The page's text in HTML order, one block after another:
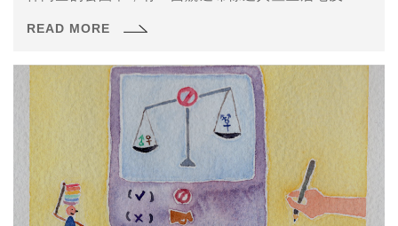
歲林姓老翁涉案，林男供稱無政治立場、只是單純因為好
READ MORE